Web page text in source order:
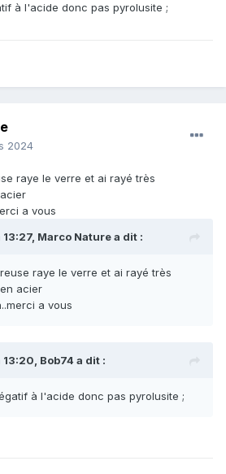
à l'acide donc pas pyrolusite ;
2024
raye le verre et ai rayé très
a vous
Marco Naturea dit :
raye le verre et ai rayé très
acier
a vous
Bob74 a dit :
à l'acide donc pas pyrolusite ;